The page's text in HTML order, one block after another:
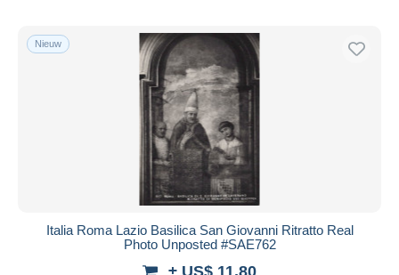
Nieuw
Italia Roma Lazio Basilica San Giovanni Ritratto Real
Photo Unposted #SAE762
± US$ 11,80